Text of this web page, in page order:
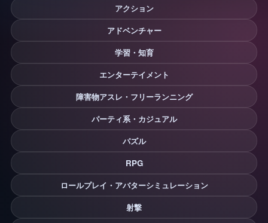
アクション
アドベンチャー
学習・知育
エンターテイメント
障害物アスレ・フリーランニング
パーティ系・カジュアル
パズル
RPG
ロールプレイ・アバターシミュレーション
射撃